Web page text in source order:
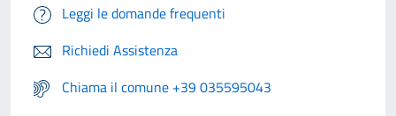
Leggi le domande frequenti
Richiedi Assistenza
Chiama il comune +39 035595043